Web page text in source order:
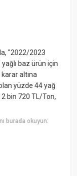
"2022/2023
baz ürün için
altına
yüzde 44 yağ
bin 720 TL/Ton,
burada okuyun: